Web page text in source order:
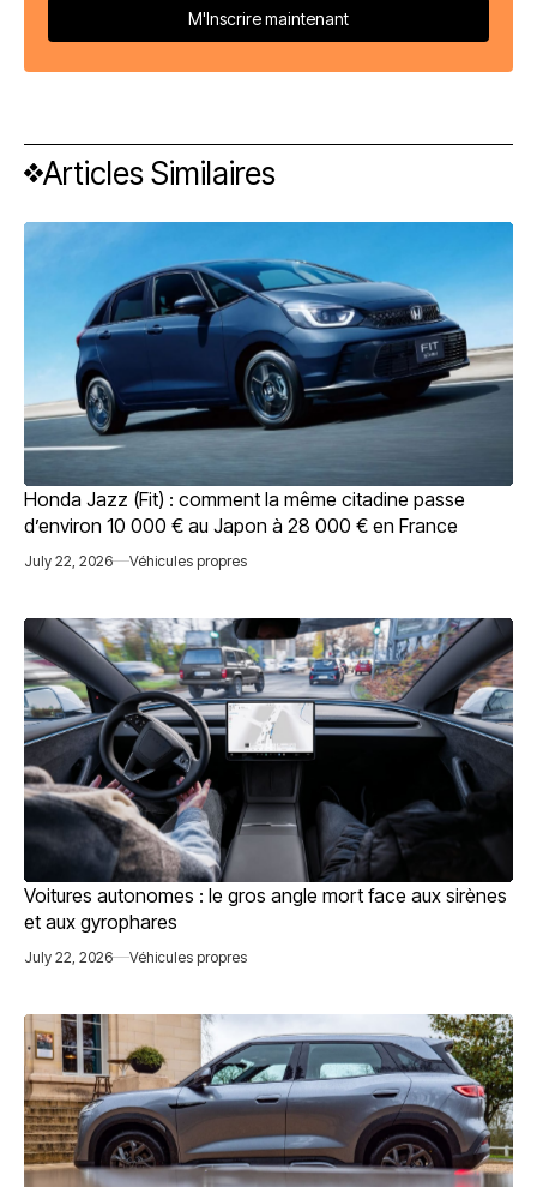
Articles Similaires
Honda Jazz (Fit) : comment la même citadine passe
d’environ 10 000 € au Japon à 28 000 € en France
July 22, 2026 Véhicules propres
Voitures autonomes : le gros angle mort face aux sirènes
et aux gyrophares
July 22, 2026 Véhicules propres